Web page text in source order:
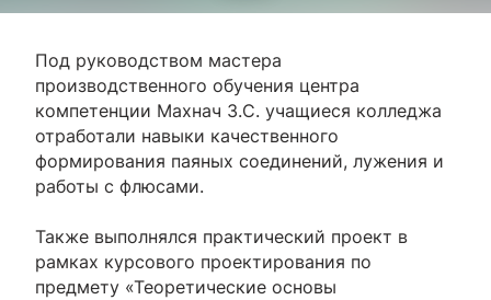
Под руководством мастера
производственного обучения центра
компетенции Махнач З.С. учащиеся колледжа
отработали навыки качественного
формирования паяных соединений, лужения и
работы с флюсами.
Также выполнялся практический проект в
рамках курсового проектирования по
предмету «Теоретические основы